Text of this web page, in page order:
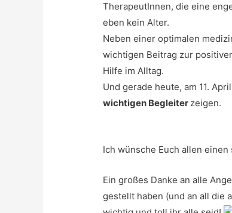
TherapeutInnen, die eine
eben kein Alter.
Neben einer optimalen
wichtigen Beitrag zur
Hilfe im Alltag.
Und gerade heute, am 11.
wichtigen Begleiter zeigen.
Ich wünsche Euch allen
Ein großes Danke an alle
gestellt haben (und an all die